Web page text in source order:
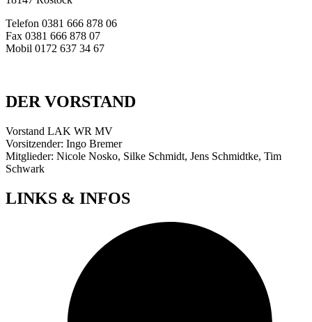
Telefon 0381 666 878 06
Fax 0381 666 878 07
Mobil 0172 637 34 67
DER VORSTAND
Vorstand LAK WR MV
Vorsitzender: Ingo Bremer
Mitglieder: Nicole Nosko, Silke Schmidt, Jens Schmidtke, Tim
Schwark
LINKS & INFOS